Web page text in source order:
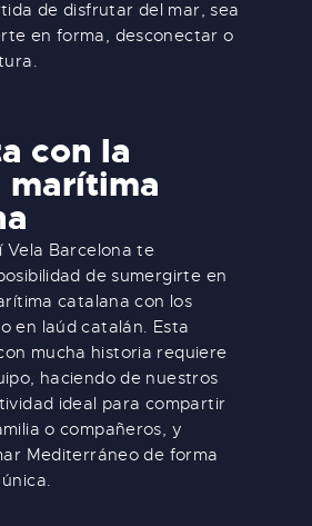
de disfrutar del mar, sea
en forma, desconectar o
con la
marítima
Vela Barcelona te
de sumergirte en
catalana con los
en laúd catalán. Esta
mucha historia requiere
haciendo de nuestros
ideal para compartir
o compañeros, y
Mediterráneo de forma